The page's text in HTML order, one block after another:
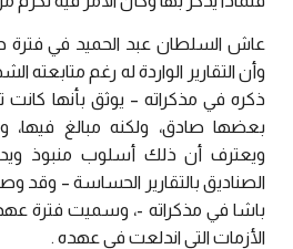
عاش السلطان عبد الحميد في فترة
وأن التقارير الواردة له رغم متابعته
ذكره في مذكراته – يوثق بأنها كانت
بعضها صادق، ولكنه مبالغ فيها،
ويعترف أن ذلك أسلوب منبوذ
الصناديق بالتقارير الحساسة –
باشا في مذكراته -، وسميت فترة عهده
الأزمات التي اندلعت في عهده .